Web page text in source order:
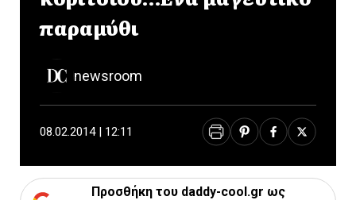
παραμύθι
newsroom
08.02.2014 | 12:11
Προσθήκη του daddy-cool.gr ως